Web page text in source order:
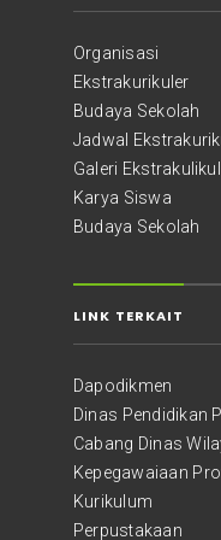
Organisasi
Ekstrakurikuler
Budaya Sekolah
Jadwal
Galeri
Karya Siswa
Budaya Sekolah
LINK TERKAIT
Dapodikmen
Dinas Pendidikan
Cabang Dinas
Kepegawaiaan
Kurikulum
Perpustakaan